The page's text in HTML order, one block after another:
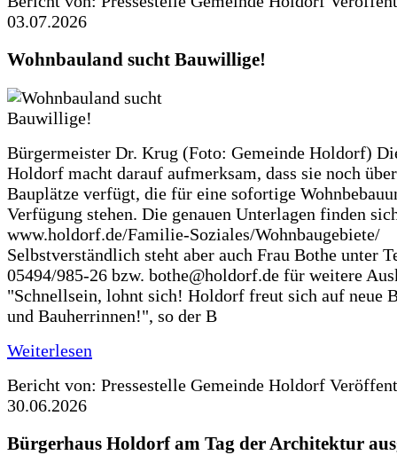
03.07.2026
Wohnbauland sucht Bauwillige!
Bürgermeister Dr. Krug (Foto: Gemeinde Holdorf)
Holdorf macht darauf aufmerksam, dass sie noch
Bauplätze verfügt, die für eine sofortige
Verfügung stehen. Die genauen Unterlagen finden
www.holdorf.de/Familie-Soziales/Wohnbaugebiete/
Selbstverständlich steht aber auch Frau Bothe unter
05494/985-26 bzw. bothe@holdorf.de für weitere
"Schnellsein, lohnt sich! Holdorf freut sich auf neue
und Bauherrinnen!", so der B
Weiterlesen
Bericht von: Pressestelle Gemeinde Holdorf
30.06.2026
Bürgerhaus Holdorf am Tag der Architektur